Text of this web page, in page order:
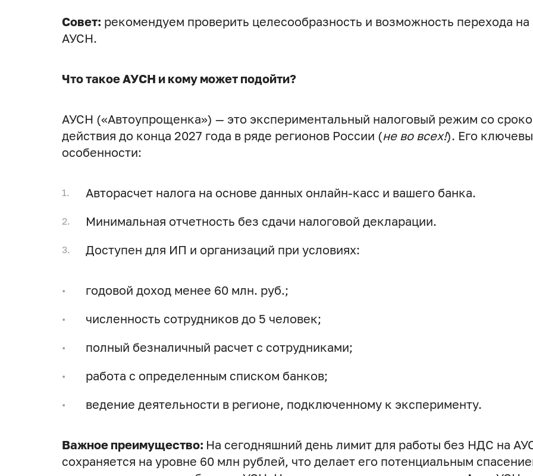
Совет: рекомендуем проверить целесообразность и возможность перехода на
АУСН.
Что такое АУСН и кому может подойти?
АУСН («Автоупрощенка») — это экспериментальный налоговый режим со
действия до конца 2027 года в ряде регионов России (не во всех!). Его
особенности:
Авторасчет налога на основе данных онлайн-касс и вашего банка.
Минимальная отчетность без сдачи налоговой декларации.
Доступен для ИП и организаций при условиях:
годовой доход менее 60 млн. руб.;
численность сотрудников до 5 человек;
полный безналичный расчет с сотрудниками;
работа с определенным списком банков;
ведение деятельности в регионе, подключенному к эксперименту.
Важное преимущество: На сегодняшний день лимит для работы без НДС на
сохраняется на уровне 60 млн рублей, что делает его потенциальным